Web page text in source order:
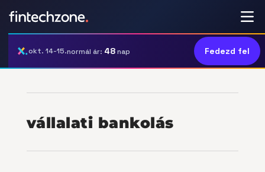
okt. 14-15.normál ár: 48nap Fedezd fel
vállalati bankolás